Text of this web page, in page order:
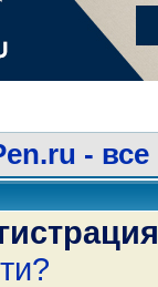
- все